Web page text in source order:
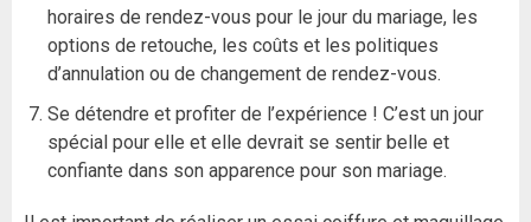
horaires de rendez-vous pour le jour du mariage, les
options de retouche, les coûts et les politiques
d’annulation ou de changement de rendez-vous.
Se détendre et profiter de l’expérience ! C’est un jour
spécial pour elle et elle devrait se sentir belle et
confiante dans son apparence pour son mariage.